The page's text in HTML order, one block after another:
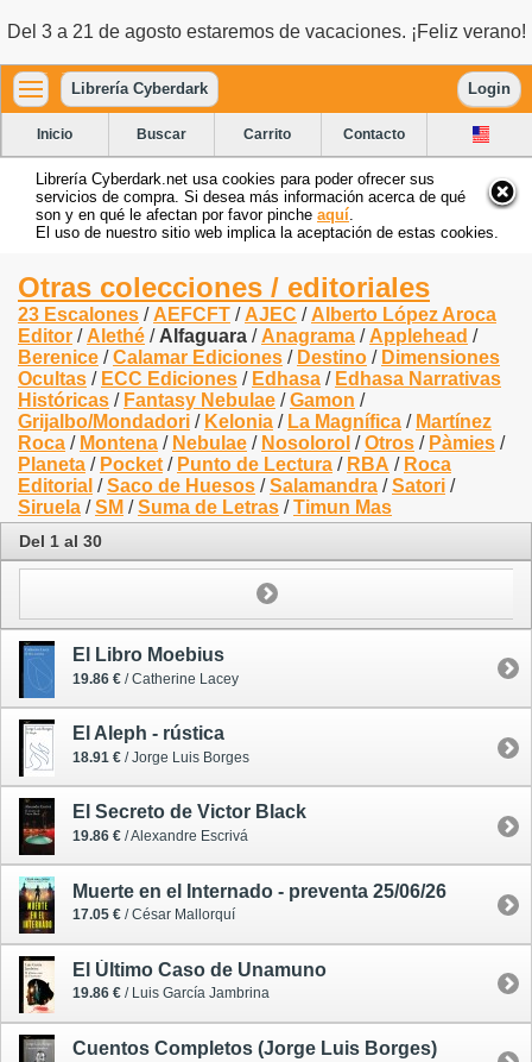
Del 3 a 21 de agosto estaremos de vacaciones. ¡Feliz verano!
Librería Cyberdark Login
Inicio Buscar Carrito Contacto
Librería Cyberdark.net usa cookies para poder ofrecer sus
servicios de compra. Si desea más información acerca de qué
son y en qué le afectan por favor pinche aquí
El uso de nuestro sitio web implica la aceptación de estas cookies.
Otras colecciones / editoriales
23 Escalones / AEFCFT / AJEC / Alberto López Aroca
Editor / Alethé / Alfaguara / Anagrama / Applehead /
Berenice /Calamar Ediciones / Destino / Dimensiones
Ocultas / ECC Ediciones / Edhasa / Edhasa Narrativas
Históricas / Fantasy Nebulae /Gamon /
Grijalbo/Mondadori / Kelonia / La Magnífica / Martínez
Roca / Montena / Nebulae / Nosolorol /Otros / Pàmies /
Planeta / Pocket / Punto de Lectura / RBA / Roca
Editorial /Saco de Huesos /Salamandra /Satori /
Siruela /SM /Suma de Letras /Timun Mas
Del 1 al 30
El Libro Moebius
19.86 € / Catherine Lacey
El Aleph - rústica
18.91 € / Jorge Luis Borges
El Secreto de Victor Black
19.86 € / Alexandre Escrivá
Muerte en el Internado - preventa 25/06/26
17.05 € / César Mallorquí
El Último Caso de Unamuno
19.86 € / Luis García Jambrina
Cuentos Completos (Jorge Luis Borges)